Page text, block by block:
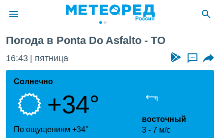
о
Вы можете
Погода в Ponta Do Asfalto - TO
16:43 пятница ...
Солнечно
+34°
По ощущениям +34°
восточный
3
7 м/с